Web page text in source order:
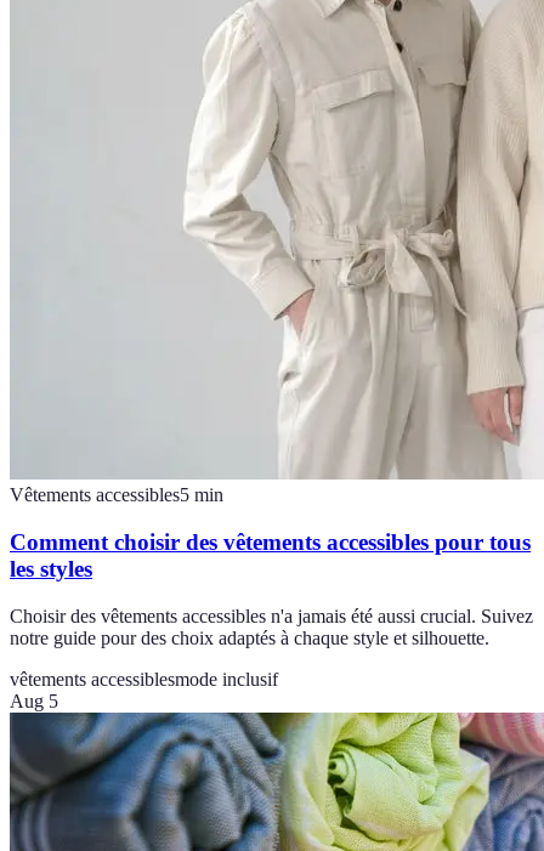
Vêtements accessibles5 min
Comment choisir des vêtements accessibles pour tous
les styles
Choisir des vêtements accessibles n'a jamais été aussi crucial. Suivez
notre guide pour des choix adaptés à chaque style et silhouette.
vêtements accessiblesmode inclusif
Aug 5